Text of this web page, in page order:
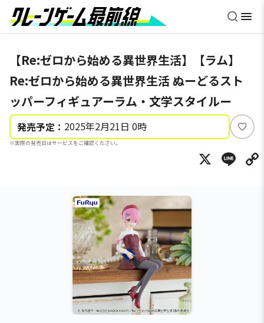
【Re:ゼロから始める異世界生活】【ラム】
Re:ゼロから始める異世界生活 ぬーどるスト
ッパーフィギュアーラム・文学スタイルー
発売予定： 2025年2月21日 0時
※実際の発売日はサービスをご確認ください。
い
ね
X